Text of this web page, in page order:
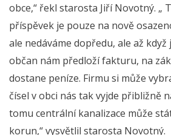
obce,“ řekl starosta Jiří Novotný. „
příspěvek je pouze na nově
ale nedáváme dopředu, ale až
občan nám předloží fakturu, na
dostane peníze. Firmu si může
čísel v obci nás tak vyjde přibližně
tomu centrální kanalizace může
korun,“ vysvětlil starosta Novotný.